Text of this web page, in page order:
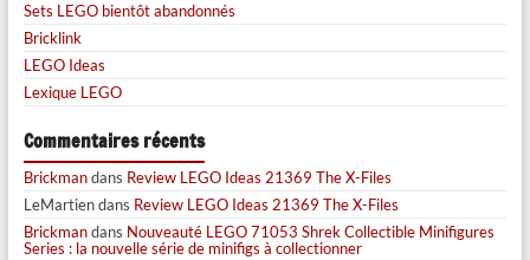
Sets LEGO bientôt abandonnés
Bricklink
LEGO Ideas
Lexique LEGO
Commentaires récents
Brickmandans Review LEGO Ideas 21369 The X-Files
LeMartiendans Review LEGO Ideas 21369 The X-Files
Brickmandans Nouveauté LEGO 71053 Shrek Collectible Minifigures
Series : la nouvelle série de minifigs à collectionner